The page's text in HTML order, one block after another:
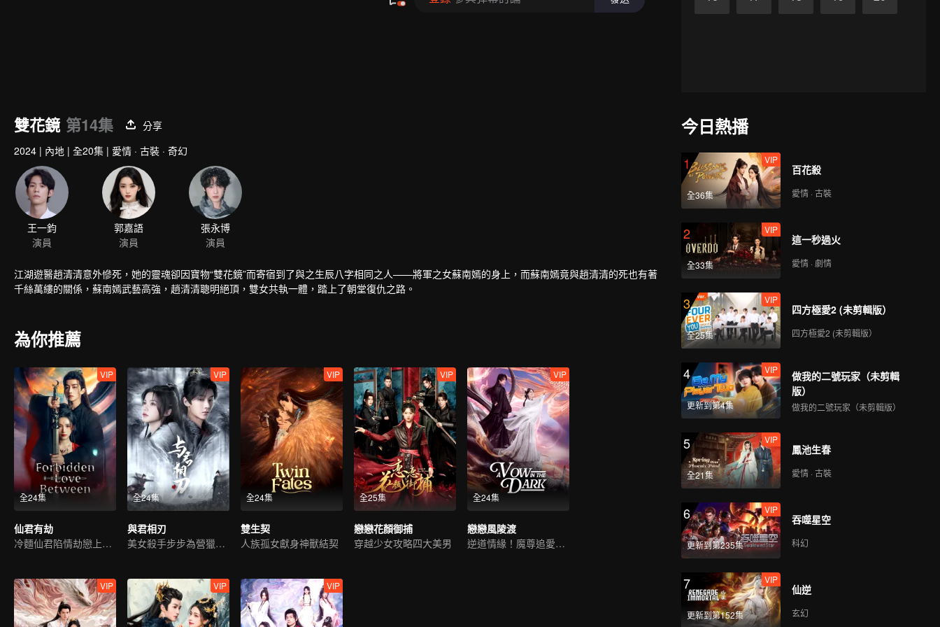
雙花鏡 第14集
分享
2024 | 內地 | 全20集 | 愛情 · 古裝 · 奇幻
王一鈞
演員
郭嘉語
演員
張永博
演員
江湖遊醫趙清清意外慘死，她的靈魂卻因寶物“雙花鏡”而寄宿到了與之生辰八字相同之人——將軍之女蘇南嫣的身上，而蘇南嫣竟與趙清清的死也有著
千絲萬縷的關係，蘇南嫣武藝高強，趙清清聰明絕頂，雙女共執一體，踏上了朝堂復仇之路。
為你推薦
全24集
VIP
仙君有劫
冷麵仙君陷情劫戀上魔女
全24集
VIP
與君相刃
美女殺手步步為營獵愛皇子
全24集
VIP
雙生契
人族孤女獻身神獸結契
全25集
VIP
戀戀花顏御捕
穿越少女攻略四大美男
全24集
VIP
戀戀風陵渡
逆道情緣！魔尊追愛小仙妻
VIP VIP VIP
今日熱播
1
全36集
VIP
百花殺
愛情 · 古裝
2
全33集
VIP
這一秒過火
愛情 · 劇情
3
全25集
VIP
四方極愛2 (未剪輯版）
四方極愛2 (未剪輯版）
4
更新到第4集
VIP
做我的二號玩家（未剪輯
版）
做我的二號玩家（未剪輯版）
5
全21集
VIP
鳳池生春
愛情 · 古裝
6
更新到第235集
VIP
吞噬星空
科幻
7
更新到第152集
VIP
仙逆
玄幻